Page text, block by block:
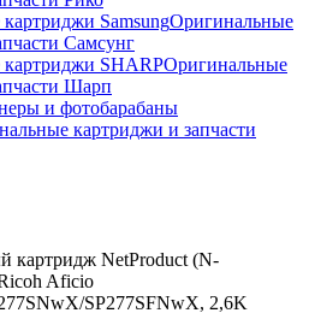
SamsungОригинальные
Самсунг
SHARPОригинальные
Шарп
и фотобарабаны
картриджи и запчасти